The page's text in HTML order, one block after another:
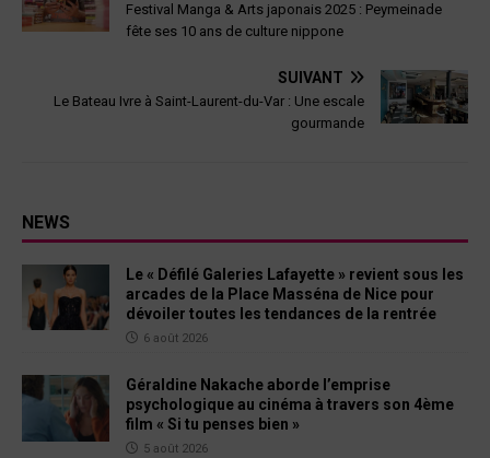
Festival Manga & Arts japonais 2025 : Peymeinade
fête ses 10 ans de culture nippone
SUIVANT
Le Bateau Ivre à Saint-Laurent-du-Var : Une escale
gourmande
NEWS
Le « Défilé Galeries Lafayette » revient sous les
arcades de la Place Masséna de Nice pour
dévoiler toutes les tendances de la rentrée
6 août 2026
Géraldine Nakache aborde l’emprise
psychologique au cinéma à travers son 4ème
film « Si tu penses bien »
5 août 2026